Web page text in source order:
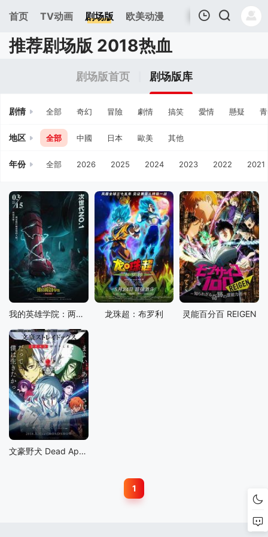
首页 TV动画 剧场版 欧美动漫
我的观影记录
推荐剧场版 2018热血
剧场版首页 剧场版库
剧情 全部 奇幻 冒險 劇情 搞笑 愛情 懸疑
地区 全部 中國 日本 歐美 其他
年份 全部 2026 2025 2024 2023 2022 2021
我的英雄学院：两位英雄 龙珠超：布罗利 灵能百分百 REIGEN
文豪野犬 Dead Apple
1